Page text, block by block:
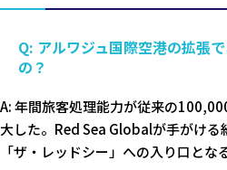
Q: アルワジュ国際空港の拡張
の？
A: 年間旅客処理能力が従来の
大した。Red Sea Globalが手がけ
「ザ・レッドシー」への入り口とな